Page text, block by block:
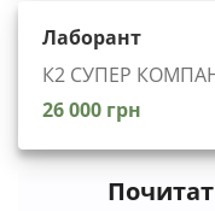
Лаборант
К2 СУПЕР
26 000 грн